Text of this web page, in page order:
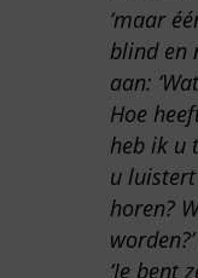
‘maar
blind en
aan:
Hoe
heb ik u
u
horen?
‘Je bent